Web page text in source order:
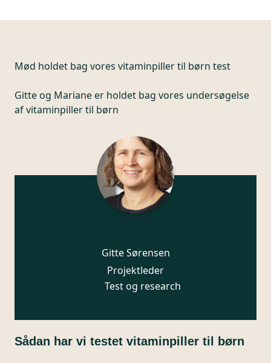
Mød holdet bag vores vitaminpiller til børn test
Gitte og Mariane er holdet bag vores undersøgelse
af vitaminpiller til børn
Gitte Sørensen
Projektleder
Test og research
Sådan har vi testet vitaminpiller til børn